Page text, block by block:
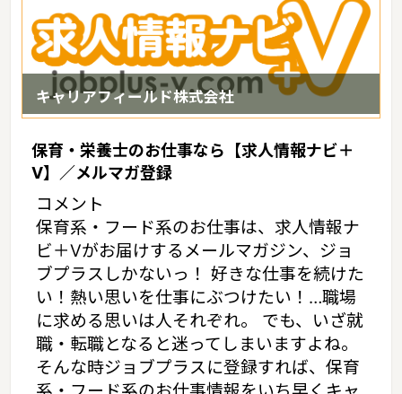
キャリアフィールド株式会社
保育・栄養士のお仕事なら【求人情報ナビ＋
V】／メルマガ登録
コメント
保育系・フード系のお仕事は、求人情報ナ
ビ＋Vがお届けするメールマガジン、ジョ
ブプラスしかないっ！ 好きな仕事を続けた
い！熱い思いを仕事にぶつけたい！…職場
に求める思いは人それぞれ。 でも、いざ就
職・転職となると迷ってしまいますよね。
そんな時ジョブプラスに登録すれば、保育